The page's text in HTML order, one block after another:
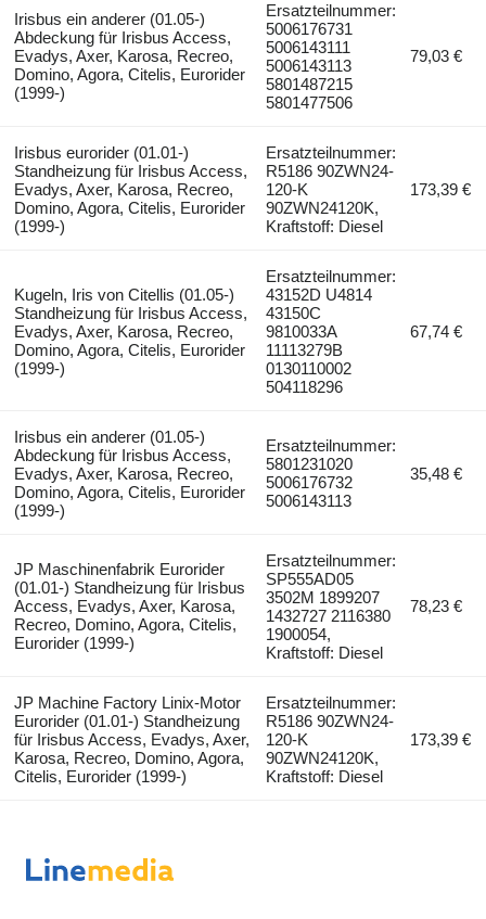
Irisbus ein anderer (01.05-)
Abdeckung für Irisbus Access,
Evadys, Axer, Karosa, Recreo,
Domino, Agora, Citelis, Eurorider
(1999-)
Ersatzteilnummer:
5006176731
5006143111
5006143113
5801487215
5801477506
79,03 €
Irisbus eurorider (01.01-)
Standheizung für Irisbus Access,
Evadys, Axer, Karosa, Recreo,
Domino, Agora, Citelis, Eurorider
(1999-)
Ersatzteilnummer:
R5186 90ZWN24-
120-K
90ZWN24120K,
Kraftstoff: Diesel
173,39 €
Kugeln, Iris von Citellis (01.05-)
Standheizung für Irisbus Access,
Evadys, Axer, Karosa, Recreo,
Domino, Agora, Citelis, Eurorider
(1999-)
Ersatzteilnummer:
43152D U4814
43150C
9810033A
11113279B
0130110002
504118296
67,74 €
Irisbus ein anderer (01.05-)
Abdeckung für Irisbus Access,
Evadys, Axer, Karosa, Recreo,
Domino, Agora, Citelis, Eurorider
(1999-)
Ersatzteilnummer:
5801231020
5006176732
5006143113
35,48 €
JP Maschinenfabrik Eurorider
(01.01-) Standheizung für Irisbus
Access, Evadys, Axer, Karosa,
Recreo, Domino, Agora, Citelis,
Eurorider (1999-)
Ersatzteilnummer:
SP555AD05
3502M 1899207
1432727 2116380
1900054,
Kraftstoff: Diesel
78,23 €
JP Machine Factory Linix-Motor
Eurorider (01.01-) Standheizung
für Irisbus Access, Evadys, Axer,
Karosa, Recreo, Domino, Agora,
Citelis, Eurorider (1999-)
Ersatzteilnummer:
R5186 90ZWN24-
120-K
90ZWN24120K,
Kraftstoff: Diesel
173,39 €